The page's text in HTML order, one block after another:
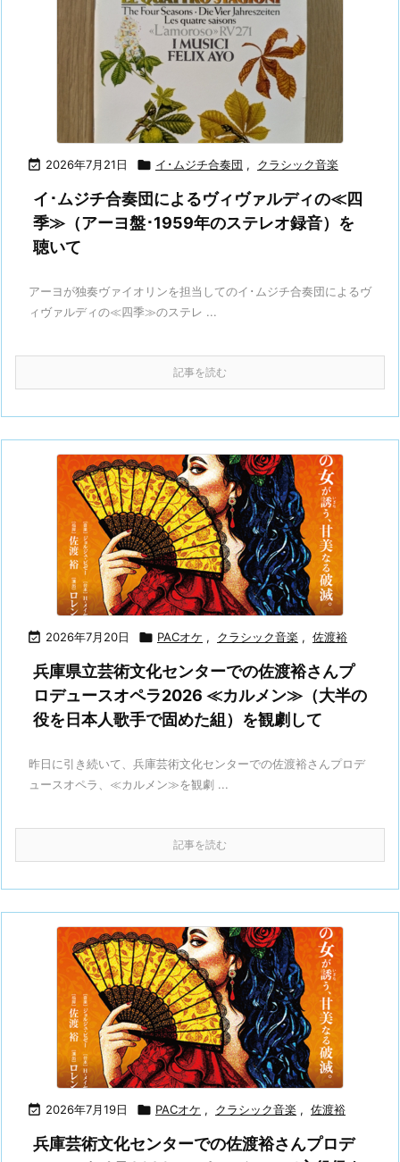
 2026年7月21日  イ･ムジチ合奏団 , クラシック音楽
イ･ムジチ合奏団によるヴィヴァルディの≪四
季≫（アーヨ盤･1959年のステレオ録音）を
聴いて
アーヨが独奏ヴァイオリンを担当してのイ･ムジチ合奏団によるヴ
ィヴァルディの≪四季≫のステレ ...
記事を読む
 2026年7月20日  PACオケ , クラシック音楽 , 佐渡裕
兵庫県立芸術文化センターでの佐渡裕さんプ
ロデュースオペラ2026 ≪カルメン≫（大半の
役を日本人歌手で固めた組）を観劇して
昨日に引き続いて、兵庫芸術文化センターでの佐渡裕さんプロデ
ュースオペラ、≪カルメン≫を観劇 ...
記事を読む
 2026年7月19日  PACオケ , クラシック音楽 , 佐渡裕
兵庫芸術文化センターでの佐渡裕さんプロデ